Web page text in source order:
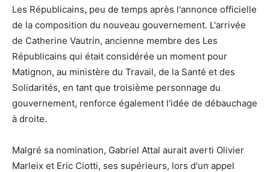
Les Républicains, peu de temps après l'annonce officielle
de la composition du nouveau gouvernement. L'arrivée
de Catherine Vautrin, ancienne membre des Les
Républicains qui était considérée un moment pour
Matignon, au ministère du Travail, de la Santé et des
Solidarités, en tant que troisième personnage du
gouvernement, renforce également l'idée de débauchage
à droite.
Malgré sa nomination, Gabriel Attal aurait averti Olivier
Marleix et Eric Ciotti, ses supérieurs, lors d'un appel